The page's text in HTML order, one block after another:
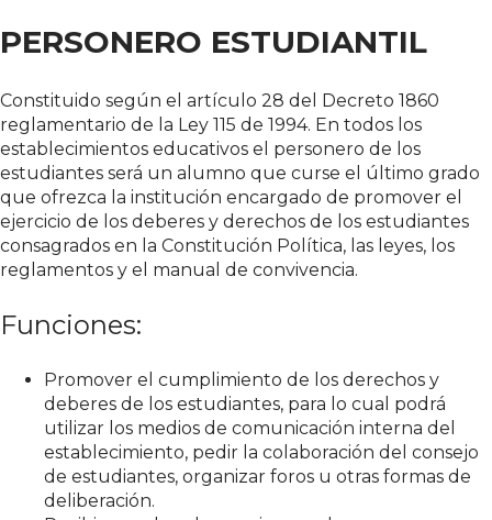
PERSONERO ESTUDIANTIL
Constituido según el artículo 28 del Decreto 1860
reglamentario de la Ley 115 de 1994. En todos los
establecimientos educativos el personero de los
estudiantes será un alumno que curse el último grado
que ofrezca la institución encargado de promover el
ejercicio de los deberes y derechos de los estudiantes
consagrados en la Constitución Política, las leyes, los
reglamentos y el manual de convivencia.
Funciones:
Promover el cumplimiento de los derechos y
deberes de los estudiantes, para lo cual podrá
utilizar los medios de comunicación interna del
establecimiento, pedir la colaboración del consejo
de estudiantes, organizar foros u otras formas de
deliberación.